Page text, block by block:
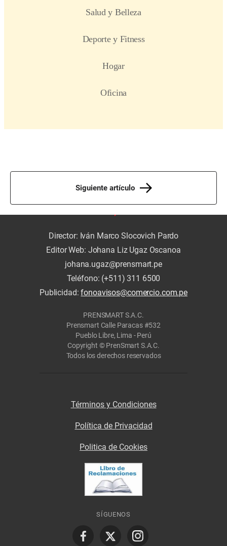
Siguiente artículo
Director: Iván Marco Slocovich Pardo
Editor Web: Johana Liz Ugaz Oscanoa
johana.ugaz@prensmart.pe
Teléfono: (+511) 311 6500
Publicidad:fonoavisos@comercio.com.pe
PRENSMART S.A.C.
Prensmart Calle Paracas #532
Pueblo Libre, Lima - Perú
Copyright © PrenSmart S.A.C.
Todos los derechos reservados
Términos y Condiciones
Política de Privacidad
Politica de Cookies
SÍGUENOS